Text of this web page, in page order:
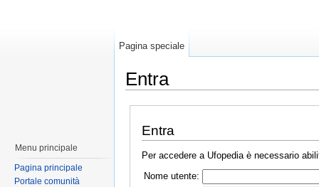
Entra
Entra
Per accedere a Ufopedia è necessario
Nome utente:
Pagina speciale
Menu principale
Pagina principale
Portale comunità